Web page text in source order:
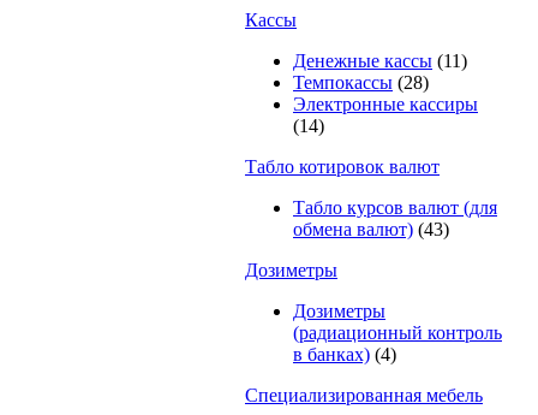
Кассы
Денежные кассы (11)
Темпокассы (28)
Электронные кассиры
(14)
Табло котировок валют
Табло курсов валют (для
обмена валют) (43)
Дозиметры
Дозиметры
(радиационный контроль
в банках) (4)
Специализированная мебель